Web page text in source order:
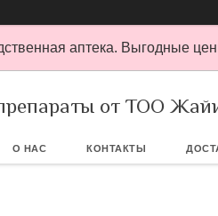
аптека. Выгодные
от ТОО
О НАС КОНТАКТЫ